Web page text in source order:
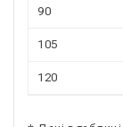
90
105
120